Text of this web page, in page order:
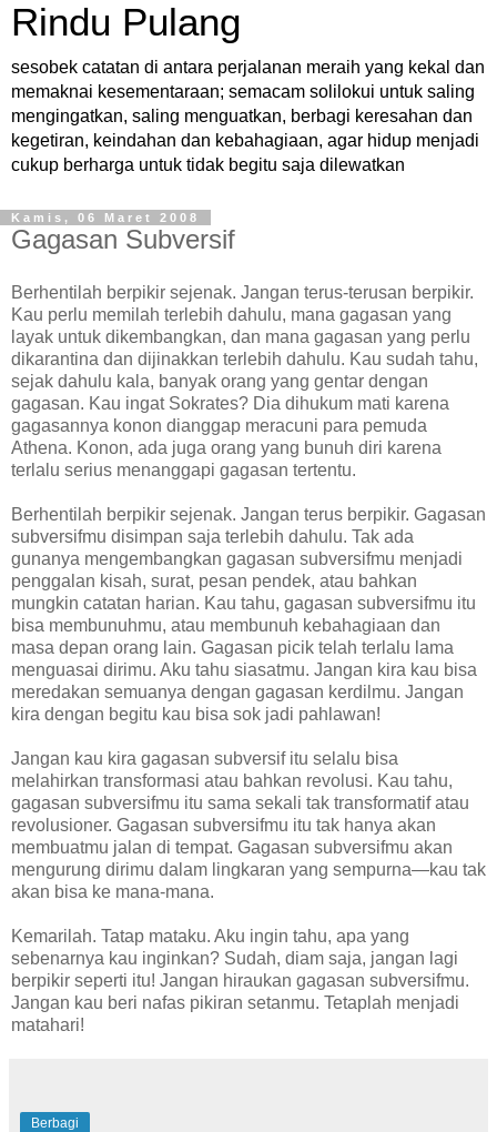
Rindu Pulang
sesobek catatan di antara perjalanan meraih yang kekal dan
memaknai kesementaraan; semacam solilokui untuk saling
mengingatkan, saling menguatkan, berbagi keresahan dan
kegetiran, keindahan dan kebahagiaan, agar hidup menjadi
cukup berharga untuk tidak begitu saja dilewatkan
Kamis, 06 Maret 2008
Gagasan Subversif
Berhentilah berpikir sejenak. Jangan terus-terusan berpikir.
Kau perlu memilah terlebih dahulu, mana gagasan yang
layak untuk dikembangkan, dan mana gagasan yang perlu
dikarantina dan dijinakkan terlebih dahulu. Kau sudah tahu,
sejak dahulu kala, banyak orang yang gentar dengan
gagasan. Kau ingat Sokrates? Dia dihukum mati karena
gagasannya konon dianggap meracuni para pemuda
Athena. Konon, ada juga orang yang bunuh diri karena
terlalu serius menanggapi gagasan tertentu.
Berhentilah berpikir sejenak. Jangan terus berpikir. Gagasan
subversifmu disimpan saja terlebih dahulu. Tak ada
gunanya mengembangkan gagasan subversifmu menjadi
penggalan kisah, surat, pesan pendek, atau bahkan
mungkin catatan harian. Kau tahu, gagasan subversifmu itu
bisa membunuhmu, atau membunuh kebahagiaan dan
masa depan orang lain. Gagasan picik telah terlalu lama
menguasai dirimu. Aku tahu siasatmu. Jangan kira kau bisa
meredakan semuanya dengan gagasan kerdilmu. Jangan
kira dengan begitu kau bisa sok jadi pahlawan!
Jangan kau kira gagasan subversif itu selalu bisa
melahirkan transformasi atau bahkan revolusi. Kau tahu,
gagasan subversifmu itu sama sekali tak transformatif atau
revolusioner. Gagasan subversifmu itu tak hanya akan
membuatmu jalan di tempat. Gagasan subversifmu akan
mengurung dirimu dalam lingkaran yang sempurna—kau tak
akan bisa ke mana-mana.
Kemarilah. Tatap mataku. Aku ingin tahu, apa yang
sebenarnya kau inginkan? Sudah, diam saja, jangan lagi
berpikir seperti itu! Jangan hiraukan gagasan subversifmu.
Jangan kau beri nafas pikiran setanmu. Tetaplah menjadi
matahari!
Berbagi